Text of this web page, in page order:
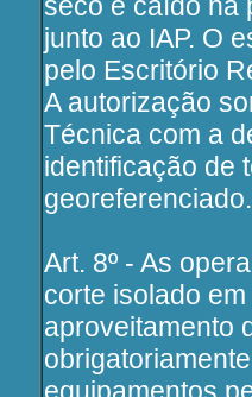
seco e caído na
junto ao IAP. O
pelo Escritório
A autorização
Técnica com a
identificação de
georeferenciado.
Art. 8º - As
corte isolado
aproveitamento